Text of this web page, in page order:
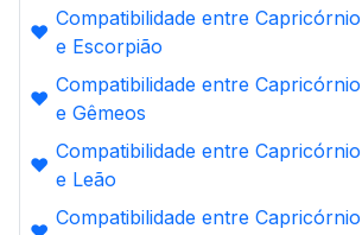
❤️
Compatibilidade entre Capricórnio
e Escorpião
❤️
Compatibilidade entre Capricórnio
e Gêmeos
❤️
Compatibilidade entre Capricórnio
e Leão
Compatibilidade entre Capricórnio